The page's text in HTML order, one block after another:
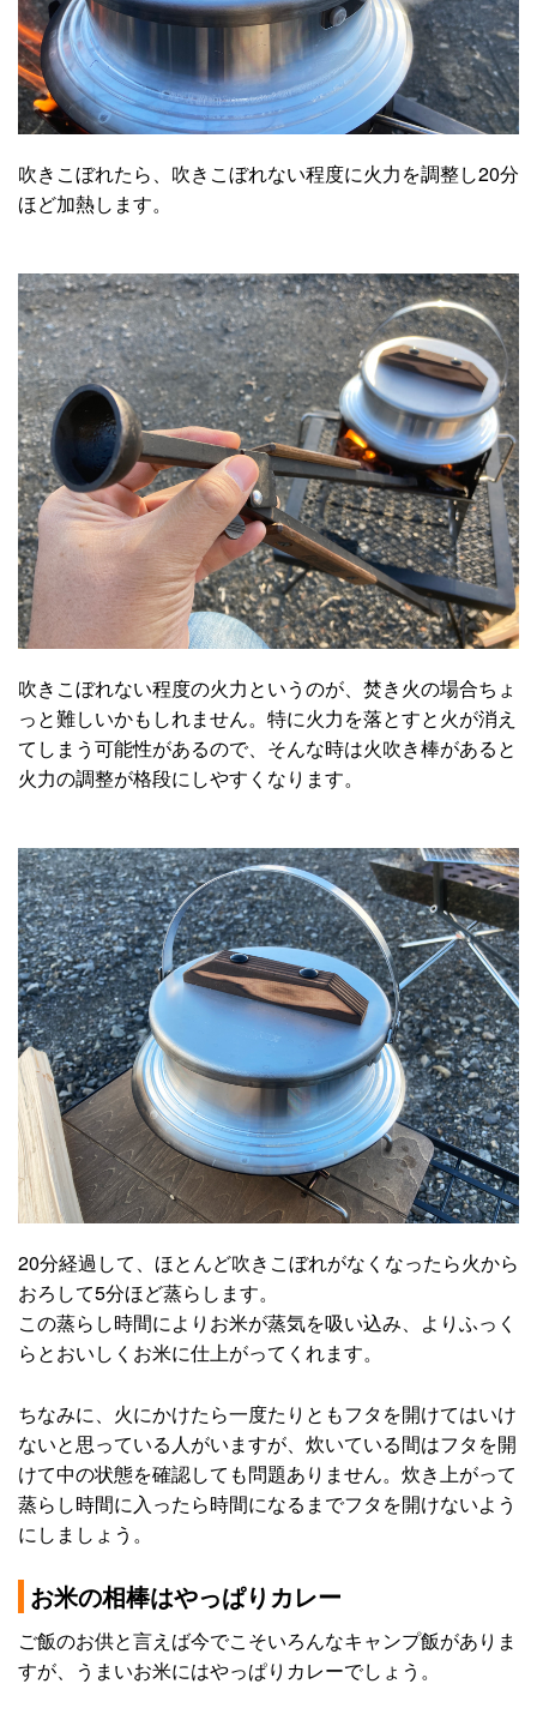
吹きこぼれたら、吹きこぼれない程度に火力を調整し20分
ほど加熱します。
吹きこぼれない程度の火力というのが、焚き火の場合ちょ
っと難しいかもしれません。特に火力を落とすと火が消え
てしまう可能性があるので、そんな時は火吹き棒があると
火力の調整が格段にしやすくなります。
20分経過して、ほとんど吹きこぼれがなくなったら火から
おろして5分ほど蒸らします。
この蒸らし時間によりお米が蒸気を吸い込み、よりふっく
らとおいしくお米に仕上がってくれます。
ちなみに、火にかけたら一度たりともフタを開けてはいけ
ないと思っている人がいますが、炊いている間はフタを開
けて中の状態を確認しても問題ありません。炊き上がって
蒸らし時間に入ったら時間になるまでフタを開けないよう
にしましょう。
お米の相棒はやっぱりカレー
ご飯のお供と言えば今でこそいろんなキャンプ飯がありま
すが、うまいお米にはやっぱりカレーでしょう。